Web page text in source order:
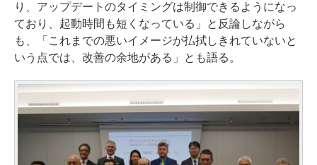
り、アップデートのタイミングは制御できるようになっ
ており、起動時間も短くなっている」と反論しながら
も、「これまでの悪いイメージが払拭しきれていないと
いう点では、改善の余地がある」とも語る。